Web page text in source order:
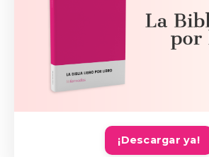
¡Descargar ya!